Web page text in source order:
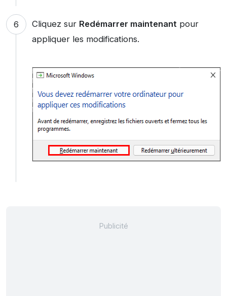
Cliquez sur Redémarrer maintenantpour
appliquer les modifications.